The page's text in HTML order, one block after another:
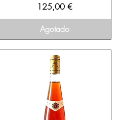
Precio
125,00 €
Agotado